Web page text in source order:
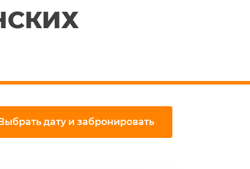
дату и забронировать